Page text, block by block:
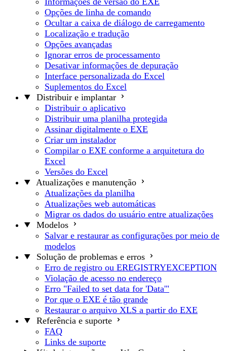
Opções de linha de comando
Ocultar a caixa de diálogo de carregamento
Localização e tradução
Opções avançadas
Ignorar erros de processamento
Desativar informações de depuração
Interface personalizada do Excel
Suplementos do Excel
Distribuir e implantar
Distribuir o aplicativo
Distribuir uma planilha protegida
Assinar digitalmente o EXE
Criar um instalador
Compilar o EXE conforme a arquitetura do
Excel
Versões do Excel
Atualizações e manutenção
Atualizações da planilha
Atualizações web automáticas
Migrar os dados do usuário entre atualizações
Modelos
Salvar e restaurar as configurações por meio de
modelos
Solução de problemas e erros
Erro de registro ou EREGISTRYEXCEPTION
Violação de acesso no endereço
Erro "Failed to set data for 'Data'"
Por que o EXE é tão grande
Restaurar o arquivo XLS a partir do EXE
Referência e suporte
FAQ
Links de suporte